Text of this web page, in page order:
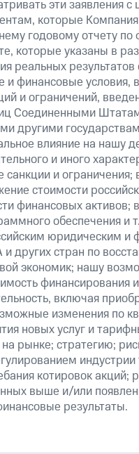
эти заявления
которые
годовому отчету
которые указаны в
реальных
финансовые условия,
и ограничений,
Соединенными
другими
влияние на нашу
и иного
и
стоимости
финансовых
обеспечения и
юридическим и
других стран по
экономик; нашу
финансирования
включая
изменения по
новых услуг и
рынке; стратегию;
котировок
выше и/или
результаты.